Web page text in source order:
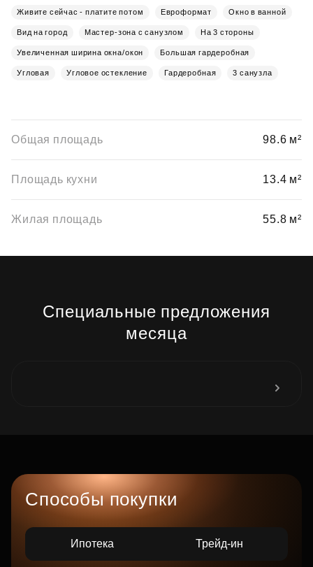
Живите сейчас - платите потом Евроформат Окно в ванной
Вид на город Мастер-зона с санузлом На 3 стороны
Увеличенная ширина окна/окон Большая гардеробная
Угловая Угловое остекление Гардеробная 3 санузла
Общая площадь 98.6 м²
Площадь кухни 13.4 м²
Жилая площадь 55.8 м²
Специальные предложения
месяца
Способы покупки
Ипотека Трейд-ин